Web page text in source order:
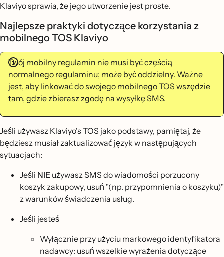
Klaviyo sprawia, że jego utworzenie jest proste.
Najlepsze praktyki dotyczące korzystania z
mobilnego TOS Klaviyo
Twój mobilny regulamin nie musi być częścią
normalnego regulaminu; może być oddzielny. Ważne
jest, aby linkować do swojego mobilnego TOS wszędzie
tam, gdzie zbierasz zgodę na wysyłkę SMS.
Jeśli używasz Klaviyo's TOS jako podstawy, pamiętaj, że
będziesz musiał zaktualizować język w następujących
sytuacjach:
Jeśli NIE używasz SMS do wiadomości porzucony
koszyk zakupowy, usuń "(np. przypomnienia o koszyku)"
z warunków świadczenia usług.
Jeśli jesteś
Wyłącznie przy użyciu markowego identyfikatora
nadawcy: usuń wszelkie wyrażenia dotyczące